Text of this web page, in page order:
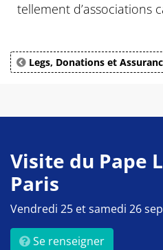
tellement d’associations
Legs, Donations et
Visite du Pape
Paris
Vendredi 25 et samedi 26
Se renseigner